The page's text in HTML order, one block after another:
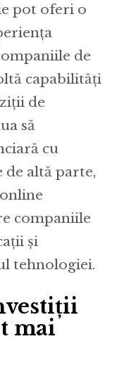
pot oferi o
de
capabilități
de
să
cu
de altă parte,
companiile
și
tehnologiei.
mai